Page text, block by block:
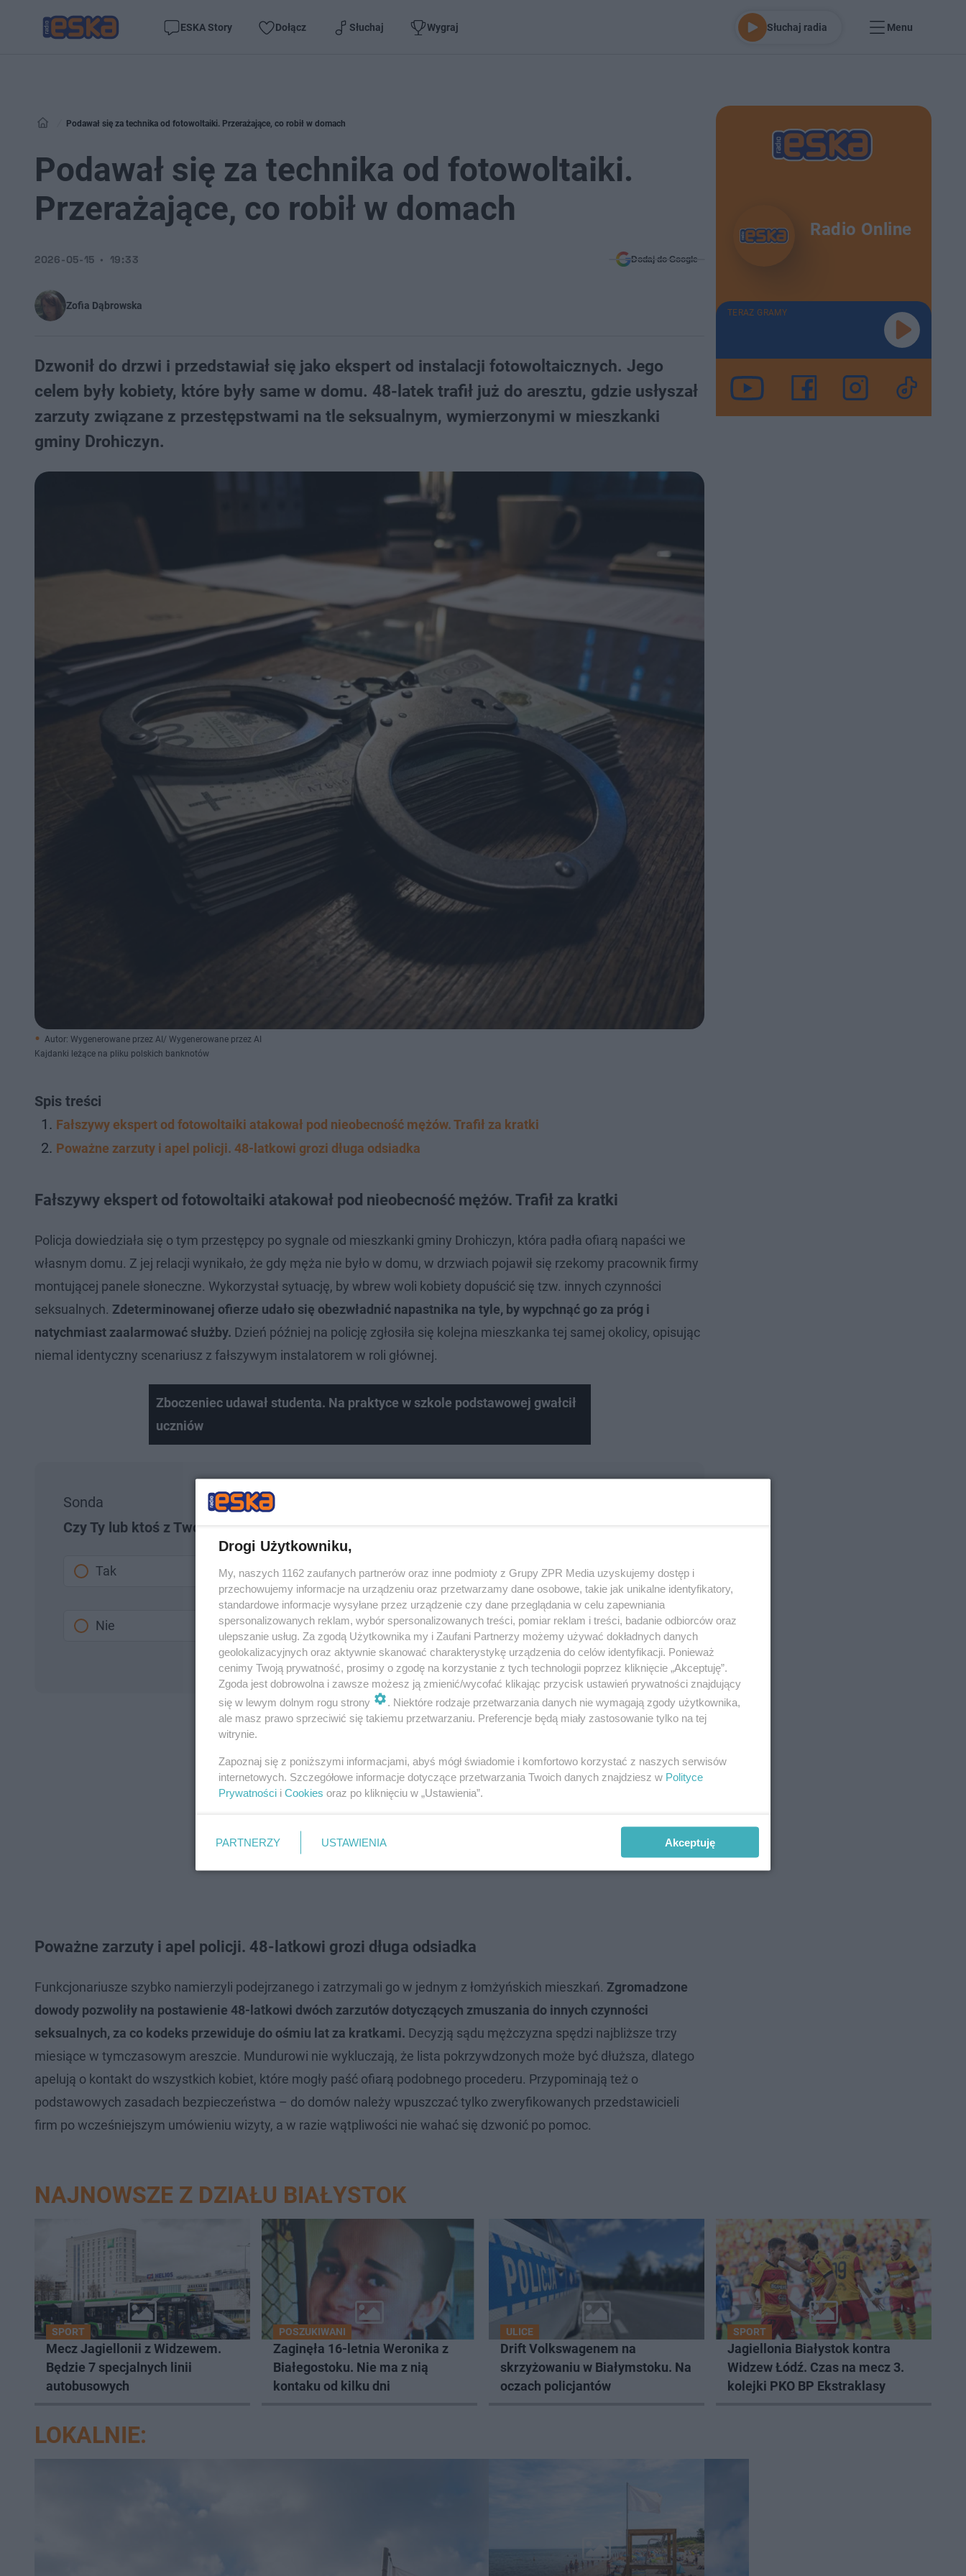
ESKA Story Dołącz Słuchaj Wygraj Słuchaj radia Menu
Podawał się za technika od fotowoltaiki. Przerażające, co robił w domach
Podawał się za technika od fotowoltaiki.
Przerażające, co robił w domach
Zofia Dąbrowska
2026-05-15 19:33 Dodaj do Google
Dzwonił do drzwi i przedstawiał się jako ekspert od instalacji fotowoltaicznych. Jego
celem były kobiety, które były same w domu. 48-latek trafił już do aresztu, gdzie usłyszał
zarzuty związane z przestępstwami na tle seksualnym, wymierzonymi w mieszkanki
gminy Drohiczyn.
Autor: Wygenerowane przez AI/ Wygenerowane przez AI
Kajdanki leżące na pliku polskich banknotów
Spis treści
Fałszywy ekspert od fotowoltaiki atakował pod nieobecność mężów. Trafił za kratki
Poważne zarzuty i apel policji. 48-latkowi grozi długa odsiadka
Fałszywy ekspert od fotowoltaiki atakował pod nieobecność mężów. Trafił za kratki
Policja dowiedziała się o tym przestępcy po sygnale od mieszkanki gminy Drohiczyn, która padła ofiarą napaści we
własnym domu. Z jej relacji wynikało, że gdy męża nie było w domu, w drzwiach pojawił się rzekomy pracownik firmy
montującej panele słoneczne. Wykorzystał sytuację, by wbrew woli kobiety dopuścić się tzw. innych czynności
seksualnych. Zdeterminowanej ofierze udało się obezwładnić napastnika na tyle, by wypchnąć go za próg i
natychmiast zaalarmować służby. Dzień później na policję zgłosiła się kolejna mieszkanka tej samej okolicy, opisując
niemal identyczny scenariusz z fałszywym instalatorem w roli głównej.
Zboczeniec udawał studenta. Na praktyce w szkole podstawowej gwałcił
uczniów
Sonda
Czy Ty lub ktoś z Twojej rodziny padł kiedyś ofiarą oszustów?
Tak
Nie
Poważne zarzuty i apel policji. 48-latkowi grozi długa odsiadka
Funkcjonariusze szybko namierzyli podejrzanego i zatrzymali go w jednym z łomżyńskich mieszkań. Zgromadzone
dowody pozwoliły na postawienie 48-latkowi dwóch zarzutów dotyczących zmuszania do innych czynności
seksualnych, za co kodeks przewiduje do ośmiu lat za kratkami. Decyzją sądu mężczyzna spędzi najbliższe trzy
miesiące w tymczasowym areszcie. Mundurowi nie wykluczają, że lista pokrzywdzonych może być dłuższa, dlatego
apelują o kontakt do wszystkich kobiet, które mogły paść ofiarą podobnego procederu. Przypominają też o
podstawowych zasadach bezpieczeństwa – do domów należy wpuszczać tylko zweryfikowanych przedstawicieli
firm po wcześniejszym umówieniu wizyty, a w razie wątpliwości nie wahać się dzwonić po pomoc.
Radio Online
TERAZ GRAMY
NAJNOWSZE Z DZIAŁU BIAŁYSTOK
SPORT
Mecz Jagiellonii z Widzewem.
Będzie 7 specjalnych linii
autobusowych
POSZUKIWANI
Zaginęła 16-letnia Weronika z
Białegostoku. Nie ma z nią
kontaku od kilku dni
ULICE
Drift Volkswagenem na
skrzyżowaniu w Białymstoku. Na
oczach policjantów
SPORT
Jagiellonia Białystok kontra
Widzew Łódź. Czas na mecz 3.
kolejki PKO BP Ekstraklasy
LOKALNIE:
Drogi Użytkowniku,
My, naszych 1162 zaufanych partnerów oraz inne podmioty z Grupy ZPR Media uzyskujemy dostęp i
przechowujemy informacje na urządzeniu oraz przetwarzamy dane osobowe, takie jak unikalne identyfikatory,
standardowe informacje wysyłane przez urządzenie czy dane przeglądania w celu zapewniania
spersonalizowanych reklam, wybór spersonalizowanych treści, pomiar reklam i treści, badanie odbiorców oraz
ulepszanie usług. Za zgodą Użytkownika my i Zaufani Partnerzy możemy używać dokładnych danych
geolokalizacyjnych oraz aktywnie skanować charakterystykę urządzenia do celów identyfikacji. Ponieważ
cenimy Twoją prywatność, prosimy o zgodę na korzystanie z tych technologii poprzez kliknięcie „Akceptuję”.
Zgoda jest dobrowolna i zawsze możesz ją zmienić/wycofać klikając przycisk ustawień prywatności znajdujący
się w lewym dolnym rogu strony
. Niektóre rodzaje przetwarzania danych nie wymagają zgody użytkownika,
ale masz prawo sprzeciwić się takiemu przetwarzaniu. Preferencje będą miały zastosowanie tylko na tej
witrynie.
Zapoznaj się z poniższymi informacjami, abyś mógł świadomie i komfortowo korzystać z naszych serwisów
internetowych. Szczegółowe informacje dotyczące przetwarzania Twoich danych znajdziesz w Polityce
Prywatności i Cookies oraz po kliknięciu w „Ustawienia”.
PARTNERZY USTAWIENIA Akceptuję